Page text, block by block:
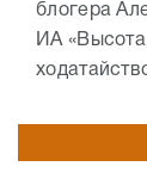
блогера
ИА